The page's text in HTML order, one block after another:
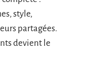
style,
partagées.
devient le